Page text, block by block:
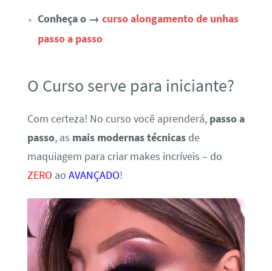
Conheça o → curso alongamento de unhas
passo a passo
O Curso serve para iniciante?
Com certeza! No curso você aprenderá, passo a
passo, as mais modernas técnicasde
maquiagem para criar makes incríveis – do
ZERO ao AVANÇADO!